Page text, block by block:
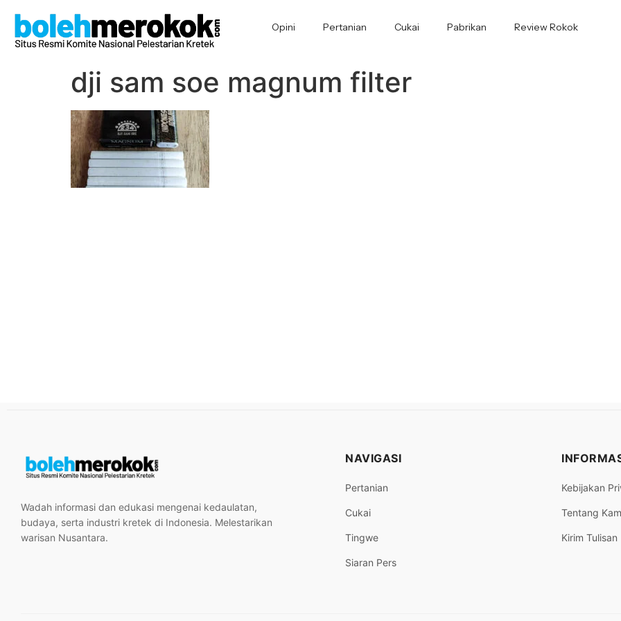
Opini Pertanian Cukai Pabrikan Review Rokok
dji sam soe magnum filter
Wadah informasi dan edukasi mengenai kedaulatan,
budaya, serta industri kretek di Indonesia. Melestarikan
warisan Nusantara.
NAVIGASI
Pertanian
Cukai
Tingwe
Siaran Pers
Kebijakan
Tentang
Kirim Tulisan